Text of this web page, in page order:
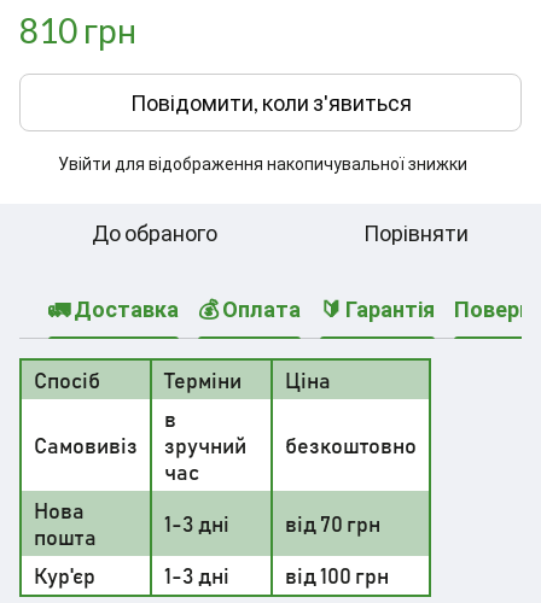
810 грн
Повідомити, коли з'явиться
Увійти для відображення накопичувальної знижки
До обраного Порівняти
🚛 Доставка 💰 Оплата 🔰 Гарантія
Спосіб Терміни Ціна
Самовивіз
в
зручний
час
безкоштовно
Нова
пошта
1-3 дні
від 70 грн
Кур'єр
1-3 дні
від 100 грн